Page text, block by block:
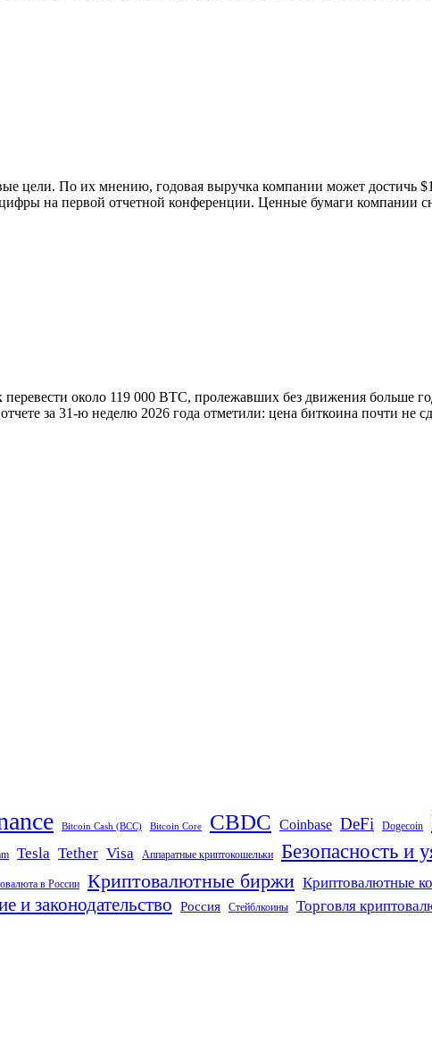
цели. По их мнению, годовая выручка компании может достичь
на первой отчетной конференции. Ценные бумаги компании
перевести около 119 000 BTC, пролежавших без движения больше
за 31-ю неделю 2026 года отметили: цена биткоина почти
Bitcoin Cash (BCC) Bitcoin Core CBDC Coinbase DeFi Dogecoin
Tesla Tether Visa Аппаратные криптокошельки Безопасность и
в России Криптовалютные биржи Криптовалютные
и законодательство Россия Стейблкоины Торговля